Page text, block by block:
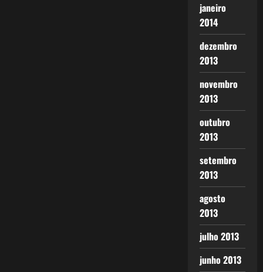
janeiro
2014
dezembro
2013
novembro
2013
outubro
2013
setembro
2013
agosto
2013
julho 2013
junho 2013